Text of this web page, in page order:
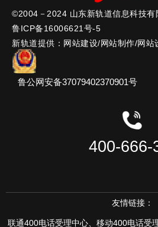
网址：www.xinguidao.cn
邮编：261071
地址：潍坊高新区健康东街10179号
总经理直通专线：15615666161
(周一至周五10:00-11:00)
©2004－2024 山东新轨道信息科技有
鲁ICP备16006621号-5
新轨道提供：网站建设/网站制作/网站
鲁公网安备37079402370901号
400-666-
友情链接：
联通400电话受理中心 移动400电话受